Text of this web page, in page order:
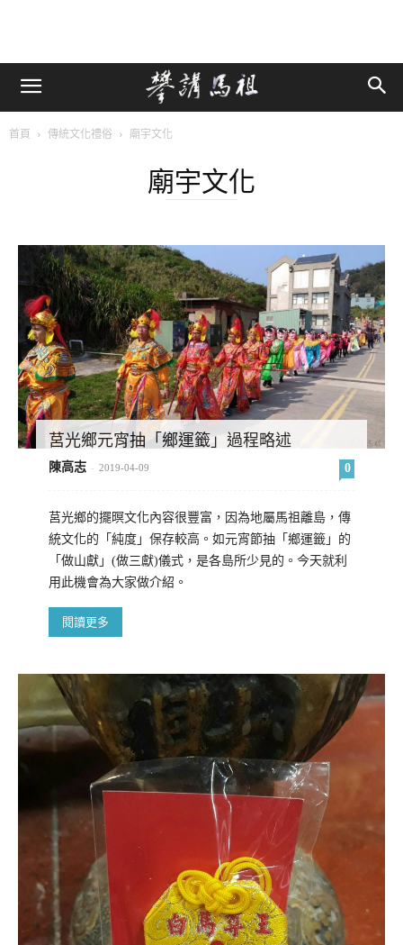
首頁 傳統文化禮俗 廟宇文化
廟宇文化
莒光鄉元宵抽「鄉運籤」過程略述
陳高志 - 2019-04-09 0
莒光鄉的擺暝文化內容很豐富，因為地屬馬祖離島，傳
統文化的「純度」保存較高。如元宵節抽「鄉運籤」的
「做山獻」(做三獻)儀式，是各島所少見的。今天就利
用此機會為大家做介紹。
閱讀更多